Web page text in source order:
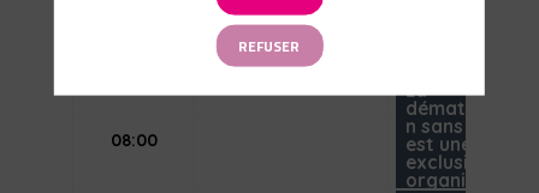
08:00
La
n sans
est une
exclusion
organisée
REFUSER